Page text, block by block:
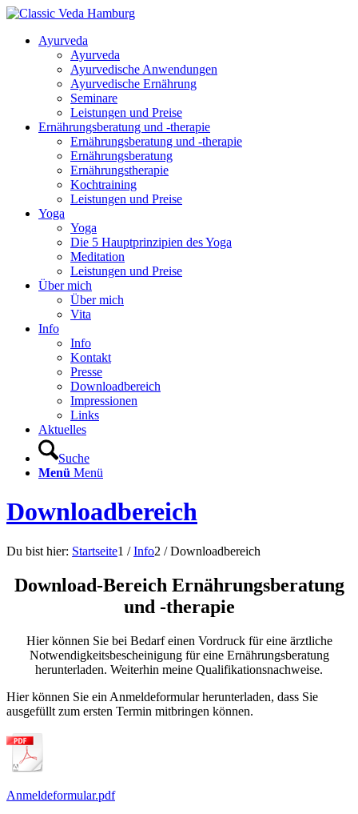
Ayurveda
Ayurveda
Ayurvedische Anwendungen
Ayurvedische Ernährung
Seminare
Leistungen und Preise
Ernährungsberatung und -therapie
Ernährungsberatung und -therapie
Ernährungsberatung
Ernährungstherapie
Kochtraining
Leistungen und Preise
Yoga
Yoga
Die 5 Hauptprinzipien des Yoga
Meditation
Leistungen und Preise
Über mich
Über mich
Vita
Info
Info
Kontakt
Presse
Downloadbereich
Impressionen
Links
Aktuelles
Suche
Menü Menü
Downloadbereich
Du bist hier: Startseite1 / Info2 / Downloadbereich
Download-Bereich Ernährungsberatung
und -therapie
Hier können Sie bei Bedarf einen Vordruck für eine ärztliche
Notwendigkeitsbescheinigung für eine Ernährungsberatung
herunterladen. Weiterhin meine Qualifikationsnachweise.
Hier können Sie ein Anmeldeformular herunterladen, dass Sie
ausgefüllt zum ersten Termin mitbringen können.
Anmeldeformular.pdf